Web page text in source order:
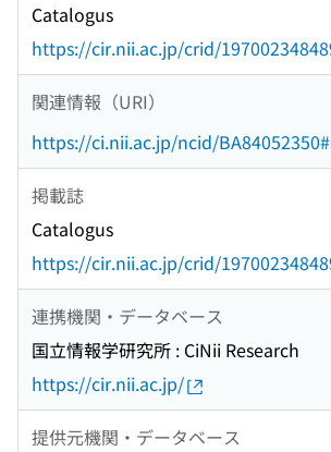
Catalogus
https://cir.nii.ac.jp/crid/
関連情報（URI）
https://ci.nii.ac.jp/ncid/
掲載誌
Catalogus
https://cir.nii.ac.jp/crid/
連携機関・データベース
国立情報学研究所 : CiNii Research
https://cir.nii.ac.jp/
提供元機関・データベース